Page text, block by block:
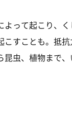
よって起こり、
こすことも。抵
虫、植物まで